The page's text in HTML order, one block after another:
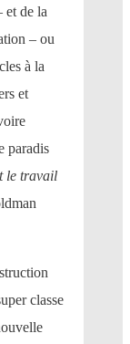
et de la
– ou
à la
et
paradis
le travail
classe